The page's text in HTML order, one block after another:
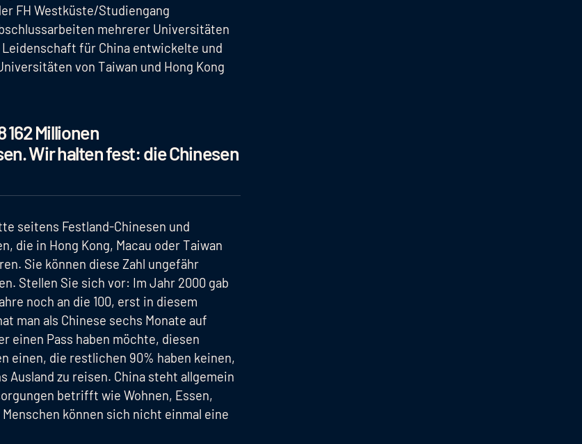
FH Westküste/Studiengang
mehrerer Universitäten
für China entwickelte und
von Taiwan und Hong Kong
162 Millionen
Wir halten fest: die Chinesen
seitens Festland-Chinesen und
die in Hong Kong, Macau oder Taiwan
Sie können diese Zahl ungefähr
Stellen Sie sich vor: Im Jahr 2000 gab
noch an die 100, erst in diesem
man als Chinese sechs Monate auf
einen Pass haben möchte, diesen
einen, die restlichen 90% haben keinen,
zu reisen. China steht allgemein
betrifft wie Wohnen, Essen,
können sich nicht einmal eine